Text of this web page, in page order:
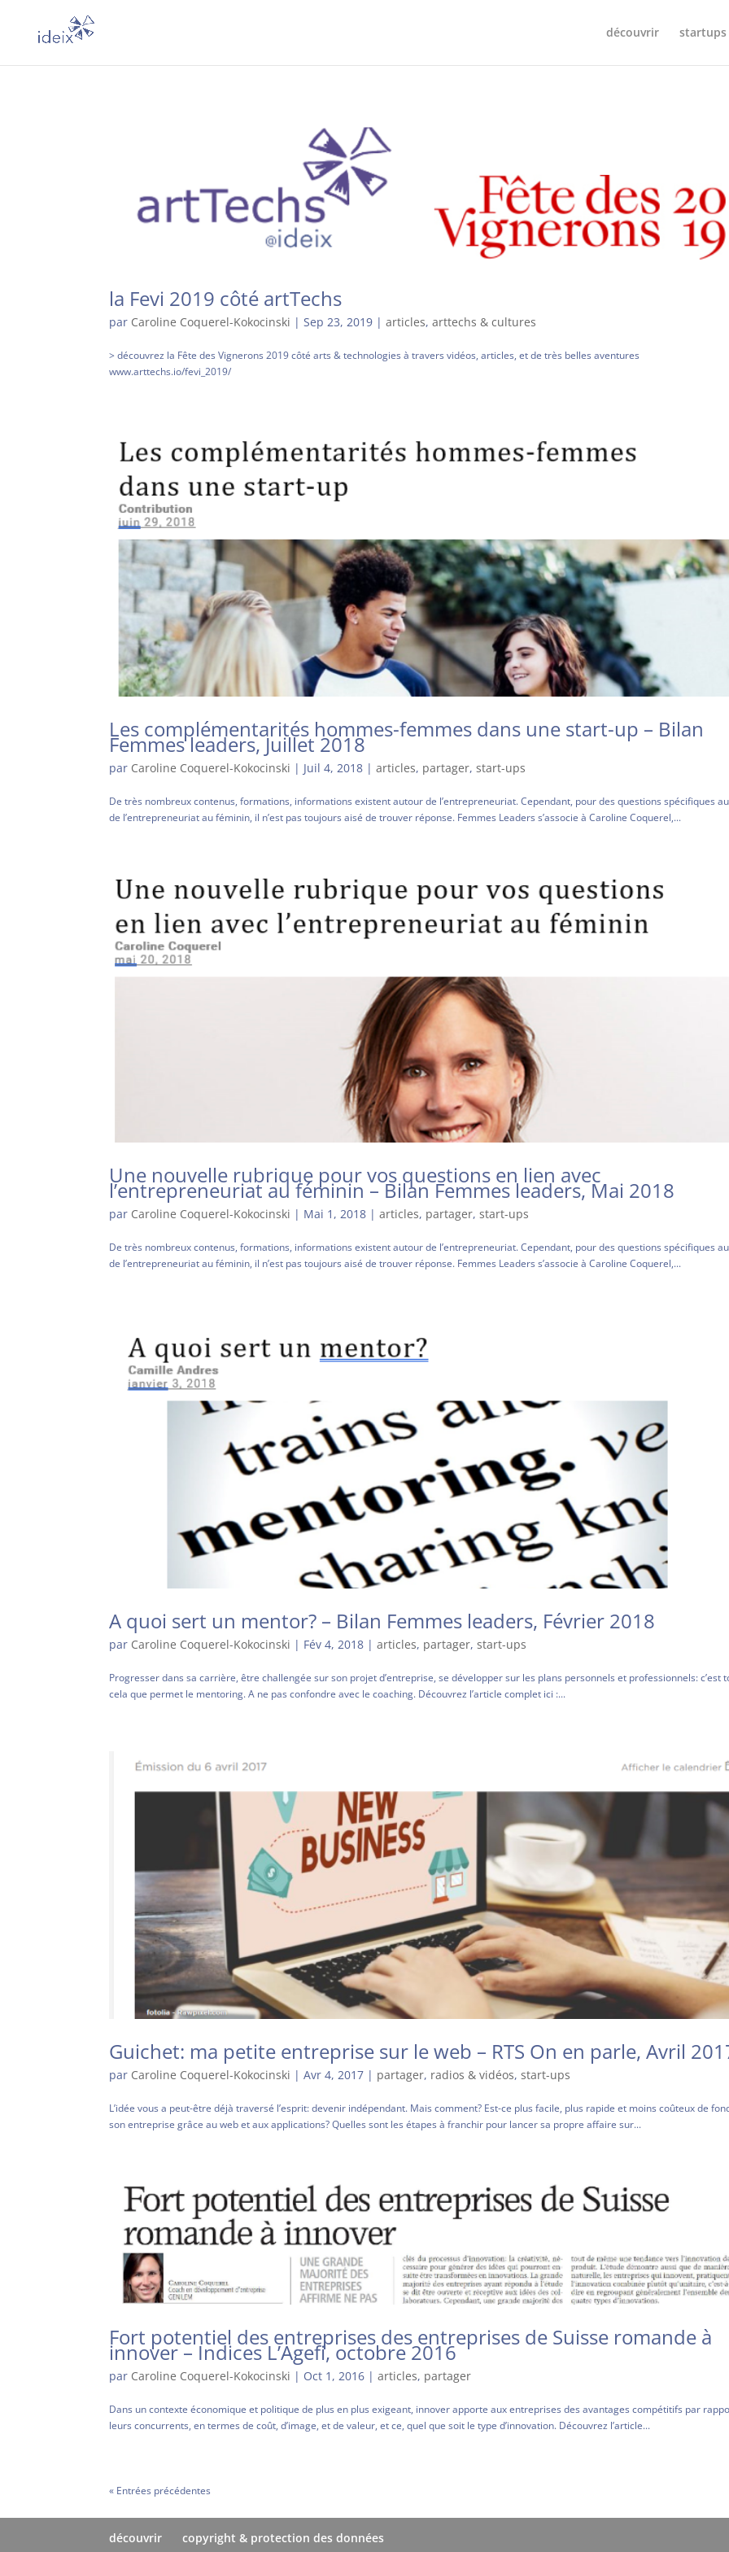
découvrir startups
la Fevi 2019 côté artTechs
par Caroline Coquerel-Kokocinski |Sep 23, 2019 |articles,arttechs & cultures
> découvrez la Fête des Vignerons 2019 côté arts & technologies à travers vidéos, articles, et de très belles aventures
www.arttechs.io/fevi_2019/
Les complémentarités hommes-femmes dans une start-up – Bilan
Femmes leaders, Juillet 2018
par Caroline Coquerel-Kokocinski | Juil 4, 2018 |articles, partager,start-ups
De très nombreux contenus, formations, informations existent autour de l’entrepreneuriat. Cependant, pour des questions spécifiques
de l’entrepreneuriat au féminin, il n’est pas toujours aisé de trouver réponse. Femmes Leaders s’associe à Caroline Coquerel,...
Une nouvelle rubrique pour vos questions en lien avec
l’entrepreneuriat au féminin – Bilan Femmes leaders, Mai 2018
par Caroline Coquerel-Kokocinski | Mai 1, 2018 |articles, partager,start-ups
De très nombreux contenus, formations, informations existent autour de l’entrepreneuriat. Cependant, pour des questions spécifiques
de l’entrepreneuriat au féminin, il n’est pas toujours aisé de trouver réponse. Femmes Leaders s’associe à Caroline Coquerel,...
A quoi sert un mentor? – Bilan Femmes leaders, Février 2018
par Caroline Coquerel-Kokocinski | Fév 4, 2018 |articles, partager,start-ups
Progresser dans sa carrière, être challengée sur son projet d’entreprise, se développer sur les plans personnels et professionnels: c’est
cela que permet le mentoring. A ne pas confondre avec le coaching. Découvrez l’article complet ici :...
Guichet: ma petite entreprise sur le web – RTS On en parle, Avril
par Caroline Coquerel-Kokocinski |Avr 4, 2017 | partager, radios & vidéos,start-ups
L’idée vous a peut-être déjà traversé l’esprit: devenir indépendant. Mais comment? Est-ce plus facile, plus rapide et moins coûteux de
son entreprise grâce au web et aux applications? Quelles sont les étapes à franchir pour lancer sa propre affaire sur...
Fort potentiel des entreprises des entreprises de Suisse romande à
innover – Indices L’Agefi, octobre 2016
par Caroline Coquerel-Kokocinski | Oct 1, 2016 |articles, partager
Dans un contexte économique et politique de plus en plus exigeant, innover apporte aux entreprises des avantages compétitifs par
leurs concurrents, en termes de coût, d’image, et de valeur, et ce, quel que soit le type d’innovation. Découvrez l’article...
« Entrées précédentes
découvrir copyright & protection des données